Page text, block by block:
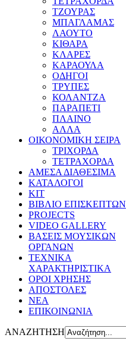
ΤΖΟΥΡΑΣ
ΜΠΑΓΛΑΜΑΣ
ΛΑΟΥΤΟ
ΚΙΘΑΡΑ
ΚΛΑΡΕΣ
ΚΑΡΑΟΥΛΑ
ΟΔΗΓΟΙ
ΤΡΥΠΕΣ
ΚΟΛΑΝΤΖΑ
ΠΑΡΑΠΕΤΙ
ΠΛΑΙΝΟ
ΑΛΛΑ
ΟΙΚΟΝΟΜΙΚΗ ΣΕΙΡΑ
ΤΡΙΧΟΡΔΑ
ΤΕΤΡΑΧΟΡΔΑ
ΑΜΕΣΑ ΔΙΑΘΕΣΙΜΑ
ΚΑΤΑΛΟΓΟΙ
ΚΙΤ
ΒΙΒΛΙΟ ΕΠΙΣΚΕΠΤΩΝ
PROJECTS
VIDEO GALLERY
ΒΑΣΕΙΣ ΜΟΥΣΙΚΩΝ
ΟΡΓΑΝΩΝ
ΤΕΧΝΙΚΑ
ΧΑΡΑΚΤΗΡΙΣΤΙΚΑ
ΟΡΟΙ ΧΡΗΣΗΣ
AΠOΣΤΟΛΕΣ
ΝΕΑ
ΕΠΙΚΟΙΝΩΝΙΑ
ΑΝΑΖΗΤΗΣΗ